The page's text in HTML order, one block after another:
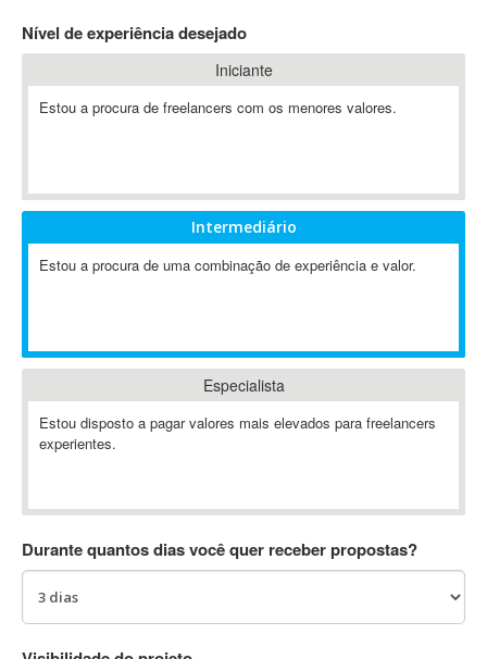
802.11
A-GPS
ABAP
Abaqus
ABBYY FineReader
Ableton
Ableton Push
Abstract
AC3
Nível de experiência desejado
Iniciante
Estou a procura de freelancers com os menores valores.
Intermediário
Estou a procura de uma combinação de experiência e valor.
Especialista
Estou disposto a pagar valores mais elevados para freelancers
experientes.
Durante quantos dias você quer receber propostas?